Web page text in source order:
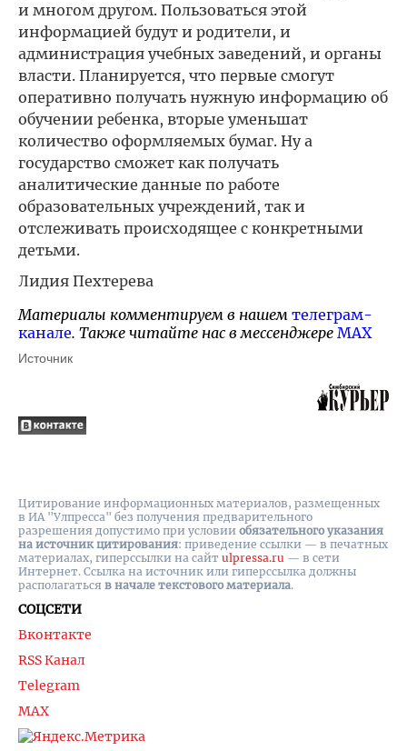
и многом другом. Пользоваться этой
информацией будут и родители, и
администрация учебных заведений, и органы
власти. Планируется, что первые смогут
оперативно получать нужную информацию об
обучении ребенка, вторые уменьшат
количество оформляемых бумаг. Ну а
государство сможет как получать
аналитические данные по работе
образовательных учреждений, так и
отслеживать происходящее с конкретными
детьми.
Лидия Пехтерева
Материалы комментируем в нашем телеграм-
канале. Также читайте нас в мессенджере MAX
Источник
СОЦСЕТИ
Вконтакте
RSS Канал
Telegram
MAX
Цитирование информационных материалов, размещенных
в ИА "Улпресса" без получения предварительного
разрешения допустимо при условии обязательного указания
на источник цитирования: приведение ссылки — в печатных
материалах, гиперссылки на cайт ulpressa.ru — в сети
Интернет. Ссылка на источник или гиперссылка должны
располагаться в начале текстового материала.